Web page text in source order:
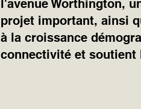
l'avenue Worthington,
projet important, ainsi
à la croissance
connectivité et soutient